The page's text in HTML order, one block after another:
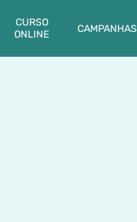
CURSO
ONLINE
CAMPANHAS